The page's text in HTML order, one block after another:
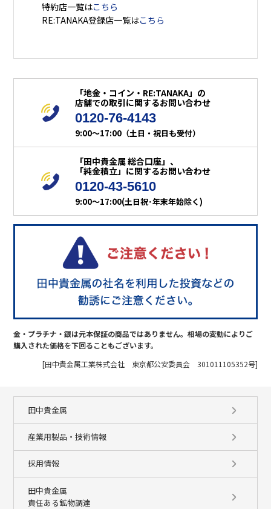
特約店一覧はこちら
RE:TANAKA登録店一覧はこちら
「地金・コイン・RE:TANAKA」の
店舗での取引に関するお問い合わせ
0120-76-4143
9:00～17:00（土日・祝日も受付）
「田中貴金属 総合口座」、
「純金積立」に関するお問い合わせ
0120-43-5610
9:00～17:00(土日祝･年末年始除く)
金・プラチナ・銀は元本保証の商品ではありません。相場の変動によりご
購入された価格を下回ることもございます。
[田中貴金属工業株式会社 東京都公安委員会 301011105352号]
田中貴金属
産業用製品・技術情報
採用情報
田中貴金属
責任ある鉱物調達